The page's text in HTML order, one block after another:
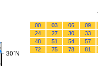
00 03 06 09
24
27 30 33
48
51 54 57
72
75 78 81